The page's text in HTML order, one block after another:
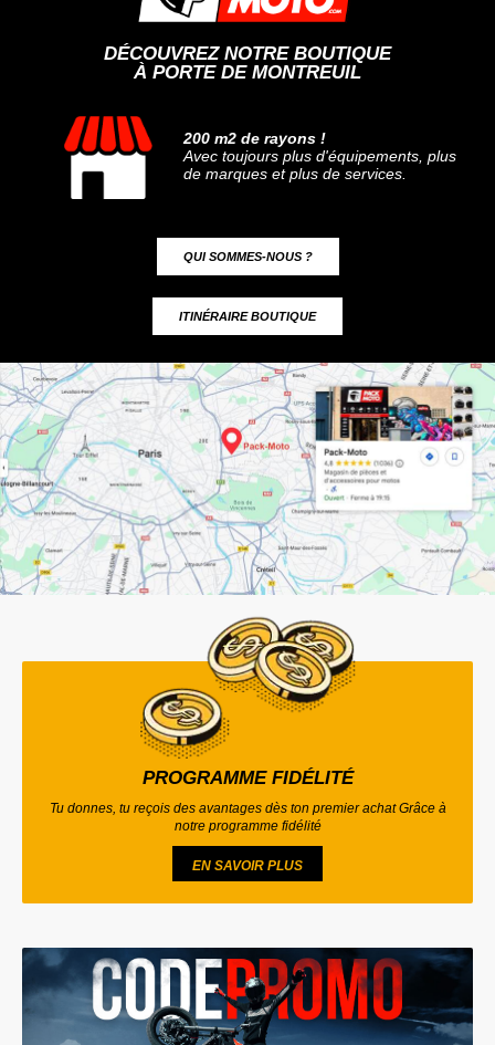
DÉCOUVREZ NOTRE BOUTIQUE
À PORTE DE MONTREUIL
200 m2 de rayons !
Avec toujours plus d'équipements, plus
de marques et plus de services.
QUI SOMMES-NOUS ?
ITINÉRAIRE BOUTIQUE
PROGRAMME FIDÉLITÉ
Tu donnes, tu reçois des avantages dès ton premier achat Grâce à
notre programme fidélité
EN SAVOIR PLUS